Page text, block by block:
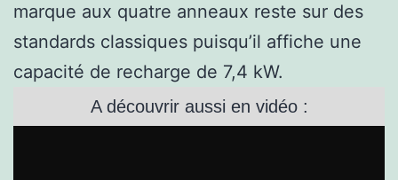
marque aux quatre anneaux reste sur des
standards classiques puisqu’il affiche une
capacité de recharge de 7,4 kW.
A découvrir aussi en vidéo :